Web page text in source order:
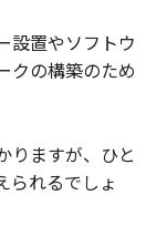
設置やソフトウ
クの構築のため
りますが、ひと
られるでしょ